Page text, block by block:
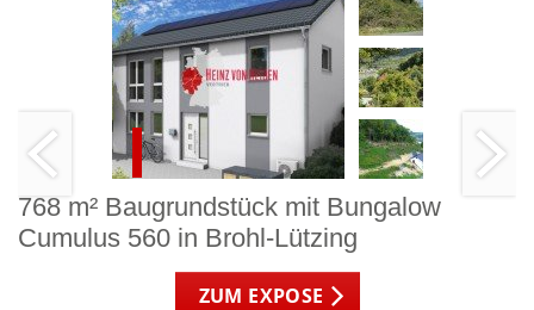
768 m² Baugrundstück mit Bungalow
Cumulus 560 in Brohl-Lützing
ZUM EXPOSE